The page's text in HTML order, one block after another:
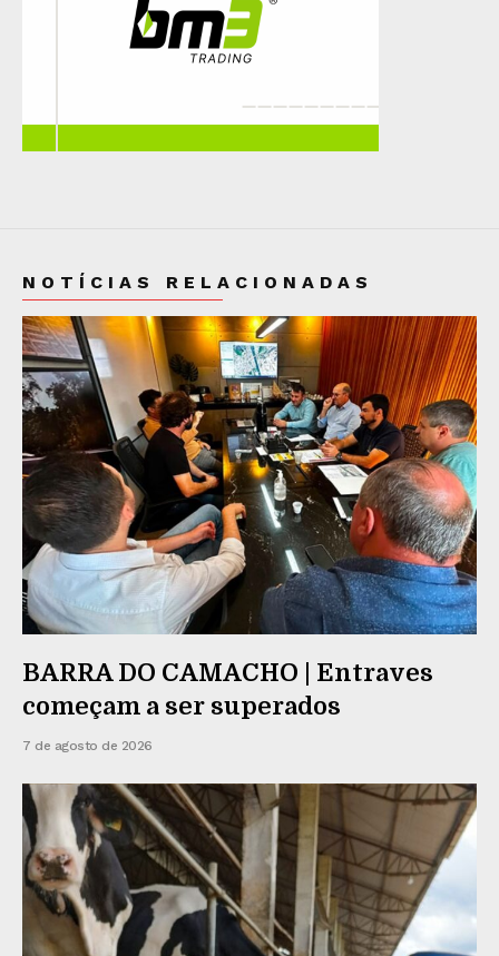
NOTÍCIAS RELACIONADAS
BARRA DO CAMACHO | Entraves
começam a ser superados
7 de agosto de 2026